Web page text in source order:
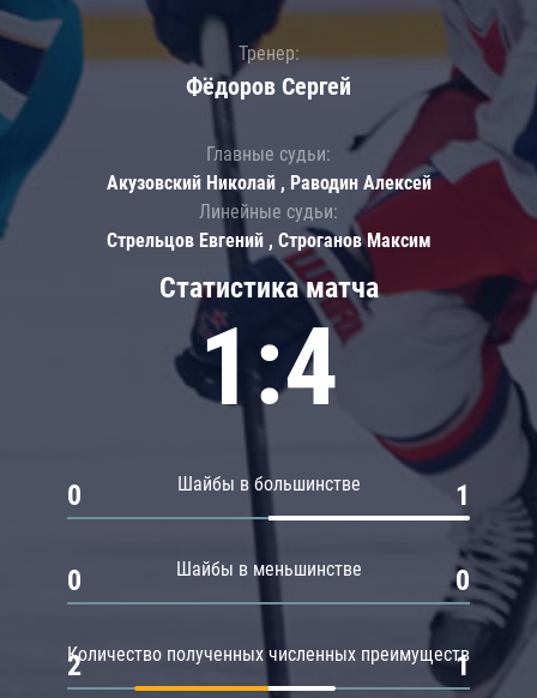
Статистика матча
1:4
Шайбы в большинстве
0 1
Шайбы в меньшинстве
0 0
Количество полученных численных преимуществ
2 1
Тренер:
Фёдоров Сергей
Главные судьи:
Акузовский Николай , Раводин Алексей
Линейные судьи:
Стрельцов Евгений , Строганов Максим